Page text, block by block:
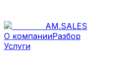
AM.SALES
О компанииРазбор
Услуги